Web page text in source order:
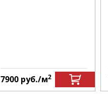
7900 руб./м2